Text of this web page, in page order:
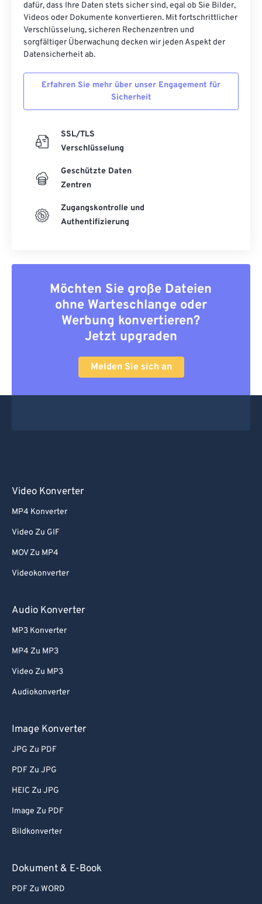
dafür, dass Ihre Daten stets sicher sind, egal ob Sie Bilder,
Videos oder Dokumente konvertieren. Mit fortschrittlicher
Verschlüsselung, sicheren Rechenzentren und
sorgfältiger Überwachung decken wir jeden Aspekt der
Datensicherheit ab.
Erfahren Sie mehr über unser Engagement für
Sicherheit
SSL/TLS
Verschlüsselung
Geschützte Daten
Zentren
Zugangskontrolle und
Authentifizierung
Möchten Sie große Dateien
ohne Warteschlange oder
Werbung konvertieren?
Jetzt upgraden
Melden Sie sich an
Video Konverter
MP4 Konverter
Video Zu GIF
MOV Zu MP4
Videokonverter
Audio Konverter
MP3 Konverter
MP4 Zu MP3
Video Zu MP3
Audiokonverter
Image Konverter
JPG Zu PDF
PDF Zu JPG
HEIC Zu JPG
Image Zu PDF
Bildkonverter
Dokument & E-Book
PDF Zu WORD